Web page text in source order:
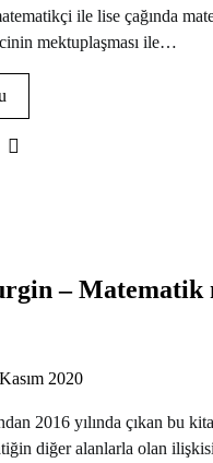
ile lise çağında
mektuplaşması ile…
– Matematik
2020
2016 yılında çıkan bu
diğer alanlarla olan